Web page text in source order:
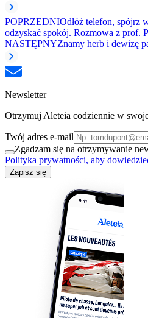
POPRZEDNIOdłóż telefon, spójrz
odzyskać spokój. Rozmowa z prof.
NASTĘPNYZnamy herb i dewizę
Newsletter
Otrzymuj Aleteia codziennie w
Twój adres e-mail
Zgadzam się na otrzymywanie
Polityka prywatności, aby
Zapisz się